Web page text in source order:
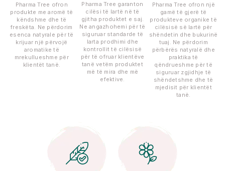
Pharma Tree ofron
produkte me aromë të
këndshme dhe të
freskëta. Ne përdorim
esenca natyrale për të
krijuar një përvojë
aromatike të
mrekullueshme për
klientët tanë.
Pharma Tree garanton
cilësi të lartë në të
gjitha produktet e saj.
Ne angazhohemi për të
siguruar standarde të
larta prodhimi dhe
kontrollit të cilësisë
për të ofruar klientëve
tanë vetëm produktet
më të mira dhe më
efektive.
Pharma Tree ofron një
gamë të gjerë të
produkteve organike të
cilësisë së lartë për
shëndetin dhe bukurinë
tuaj. Ne përdorim
përbërës natyralë dhe
praktika të
qëndrueshme për të
siguruar zgjidhje të
shëndetshme dhe të
mjedisit për klientët
tanë.